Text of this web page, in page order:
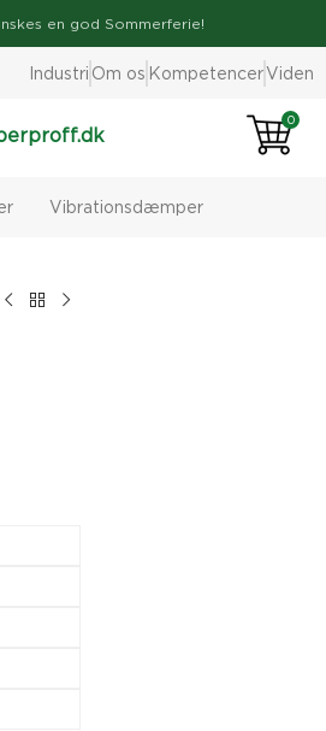
en god Sommerferie!
Industri Om os KompetencerViden
0
Vibrationsdæmper